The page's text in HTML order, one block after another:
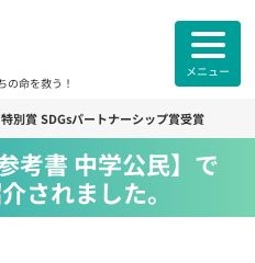
の命を救う！
メニュー
別賞 SDGsパートナーシップ賞受賞
考書 中学公民】で
されました。